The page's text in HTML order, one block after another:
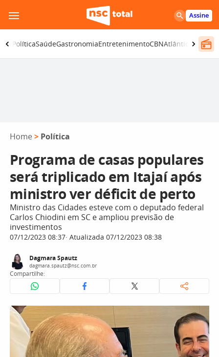
para
o
conteúdo
Assine
PolíticaSaúdeGastronomiaEntretenimentoCBNAtlântida SC
Home > Política
Programa de casas populares
será triplicado em Itajaí após
ministro ver déficit de perto
Ministro das Cidades esteve com o deputado federal
Carlos Chiodini em SC e ampliou previsão de
investimentos
07/12/2023 08:37 Atualizada 07/12/2023 08:38
Dagmara Spautz
dagmara.spautz@nsc.com.br
Compartilhe: